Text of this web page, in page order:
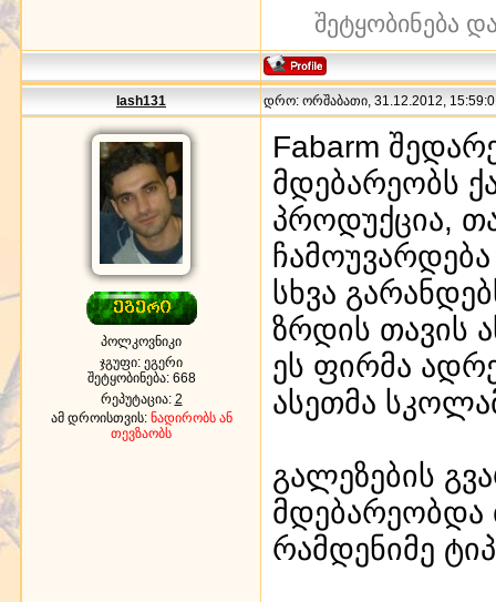
შეტყობინება
lash131 დრო: ორშაბათი, 31.12.2012,
პოლკოვნიკი
ჯგუფი: ეგერი
შეტყობინება: 668
რეპუტაცია: 2
ამ დროისთვის: ნადირობს ან
თევზაობს
Fabarm
მდებარეობს
პროდუქცია,
სხვა
ზრდის თავის
ეს ფირმა
ასეთმა
გალეზების
მდებარეობდა
რამდენიმე